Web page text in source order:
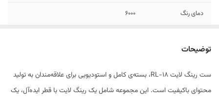
دمای رنگ 6000
منبع تغذیه اتصال مستقیم به برق شهری برای کارکرد پایدار
توضیحات
ست رینگ لایت RL-18، بسته‌ی کامل و استودیویی برای علاقه‌مندان به تولید
محتوای باکیفیت است. این مجموعه شامل یک رینگ لایت با قطر ایده‌آل، یک